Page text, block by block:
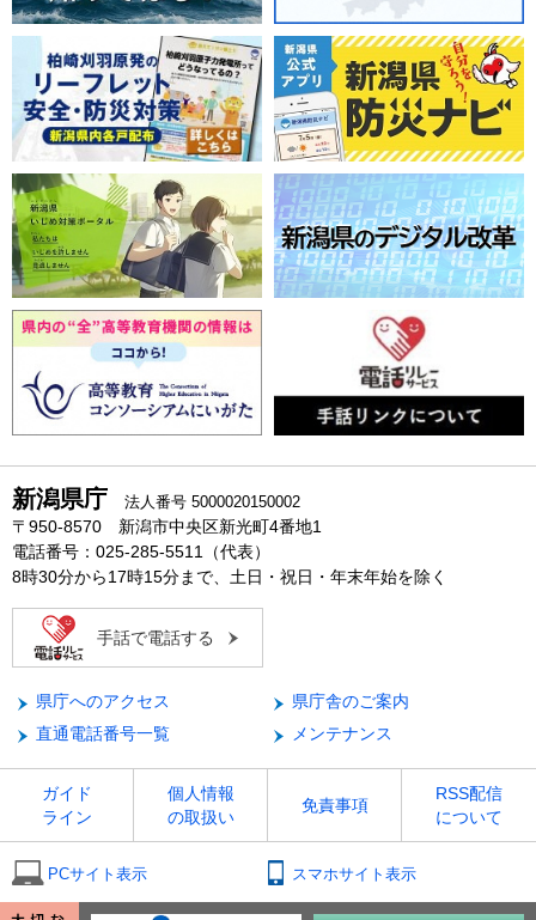
新潟県庁 法人番号 5000020150002
〒950-8570 新潟市中央区新光町4番地1
電話番号：025-285-5511（代表）
8時30分から17時15分まで、土日・祝日・年末年始を除く
手話で電話する
県庁へのアクセス
県庁舎のご案内
直通電話番号一覧
メンテナンス
ガイド
ライン
個人情報
の取扱い
免責事項
RSS配信
について
PCサイト表示 スマホサイト表示